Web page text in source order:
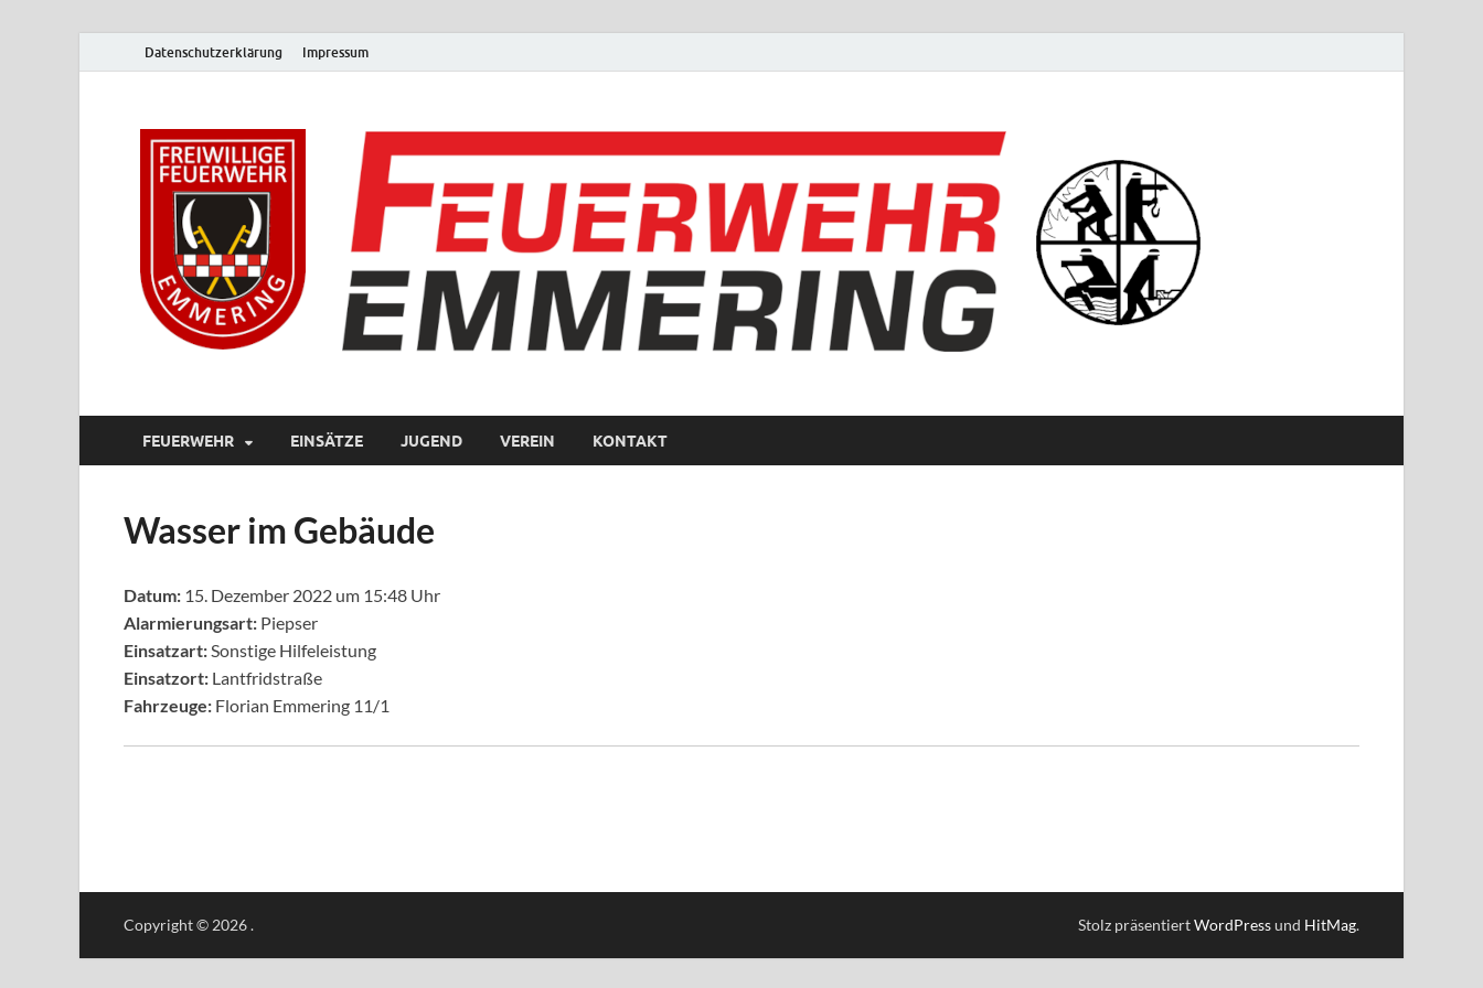
Datenschutzerklärung Impressum
FEUERWEHR EINSÄTZE JUGEND VEREIN KONTAKT
Wasser im Gebäude
Datum: 15. Dezember 2022 um 15:48 Uhr
Alarmierungsart: Piepser
Einsatzart:Sonstige Hilfeleistung
Einsatzort: Lantfridstraße
Fahrzeuge: Florian Emmering 11/1
Copyright © 2026. Stolz präsentiertWordPressund HitMag.